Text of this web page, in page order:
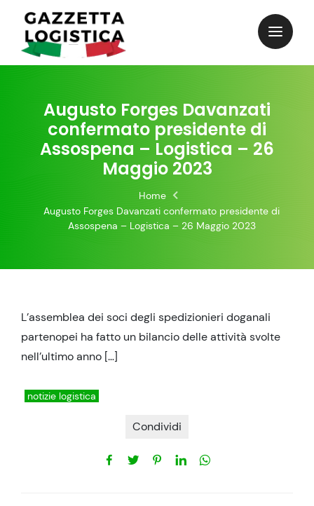
content
Augusto Forges Davanzati
confermato presidente di
Assospena – Logistica – 26
Maggio 2023
Home
Augusto Forges Davanzati confermato presidente di
Assospena – Logistica – 26 Maggio 2023
L’assemblea dei soci degli spedizionieri doganali
partenopei ha fatto un bilancio delle attività svolte
nell’ultimo anno […]
notizie logistica
Condividi